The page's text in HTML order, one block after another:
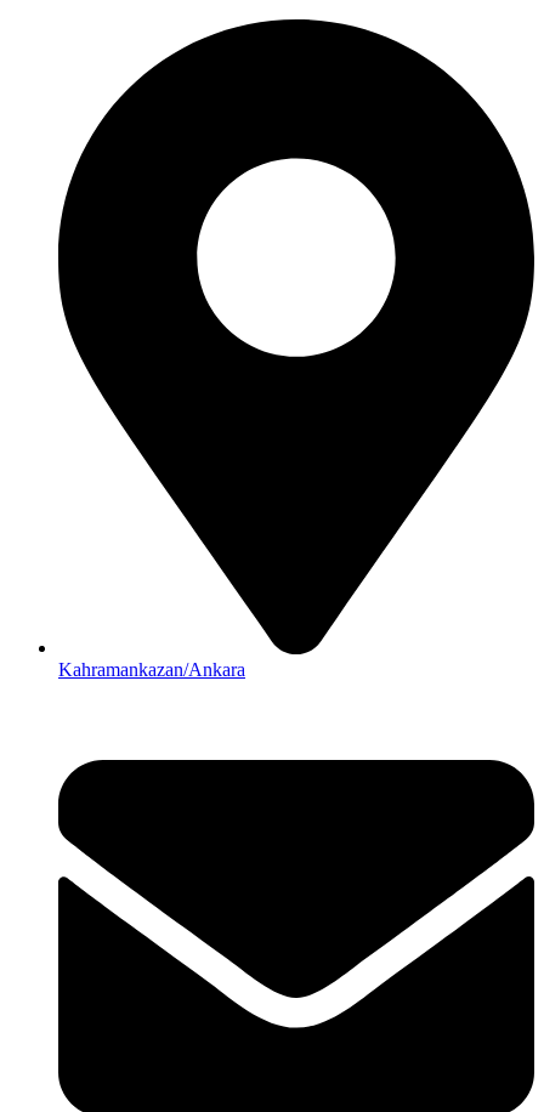
Kahramankazan/Ankara